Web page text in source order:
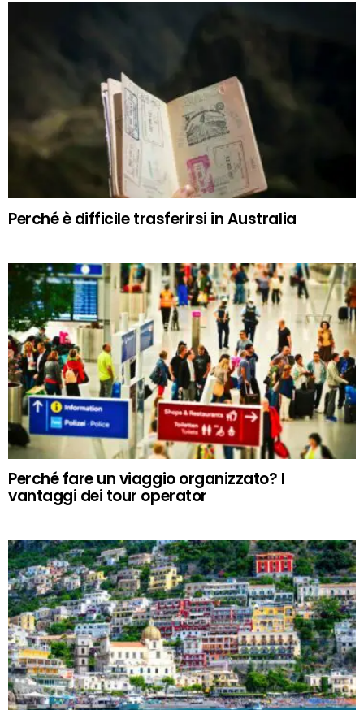
Perché è difficile trasferirsi in Australia
Perché fare un viaggio organizzato? I
vantaggi dei tour operator